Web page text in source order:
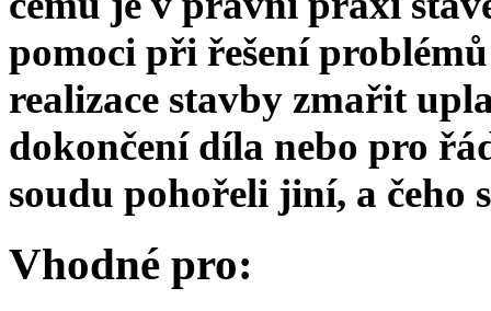
pomoci při řešení
realizace stavby zmařit
dokončení díla nebo pro
soudu pohořeli jiní, a čeho
Vhodné pro: